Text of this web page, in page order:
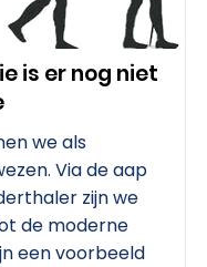
is er nog niet
we als
Via de aap
zijn we
de moderne
een voorbeeld